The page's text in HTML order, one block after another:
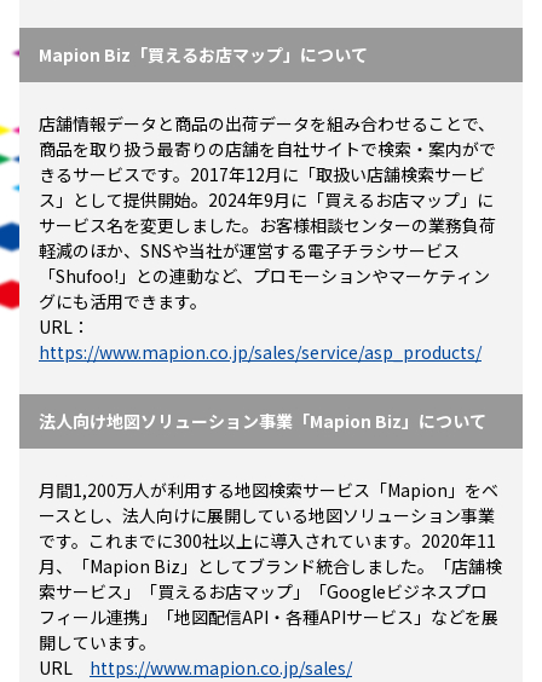
Mapion Biz「買えるお店マップ」について
店舗情報データと商品の出荷データを組み合わせることで、
商品を取り扱う最寄りの店舗を自社サイトで検索・案内がで
きるサービスです。2017年12月に「取扱い店舗検索サービ
ス」として提供開始。2024年9月に「買えるお店マップ」に
サービス名を変更しました。お客様相談センターの業務負荷
軽減のほか、SNSや当社が運営する電子チラシサービス
「Shufoo!」との連動など、プロモーションやマーケティン
グにも活用できます。
URL：
https://www.mapion.co.jp/sales/service/asp_products/
法人向け地図ソリューション事業「Mapion Biz」について
月間1,200万人が利用する地図検索サービス「Mapion」をベ
ースとし、法人向けに展開している地図ソリューション事業
です。これまでに300社以上に導入されています。2020年11
月、「Mapion Biz」としてブランド統合しました。「店舗検
索サービス」「買えるお店マップ」「Googleビジネスプロ
フィール連携」「地図配信API・各種APIサービス」などを展
開しています。
URL https://www.mapion.co.jp/sales/